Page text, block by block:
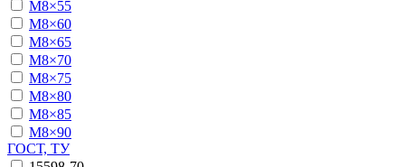
М8×55
М8×60
М8×65
М8×70
М8×75
М8×80
М8×85
М8×90
ГОСТ, ТУ